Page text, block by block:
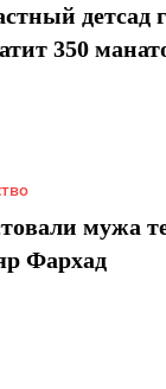
детсад
350
мужа
Фархад